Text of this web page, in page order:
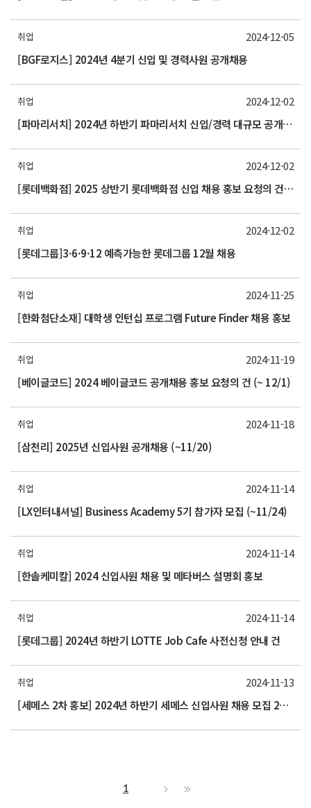
취업
[BGF로지스] 2024년 4분기 신입 및 경력사원 공개채용
2024-12-05
취업
[파마리서치] 2024년 하반기 파마리서치 신입/경력 대규모 공개채용 모집 (~12/27) 홍보 요청의 건
2024-12-02
취업
[롯데백화점] 2025 상반기 롯데백화점 신입 채용 홍보 요청의 건 (~12/25)
2024-12-02
취업
[롯데그룹]3·6·9·12 예측가능한 롯데그룹 12월 채용
2024-12-02
취업
[한화첨단소재] 대학생 인턴십 프로그램 Future Finder 채용 홍보
2024-11-25
취업
[베이글코드] 2024 베이글코드 공개채용 홍보 요청의 건 (~ 12/1)
2024-11-19
취업
[삼천리] 2025년 신입사원 공개채용 (~11/20)
2024-11-18
취업
[LX인터내셔널] Business Academy 5기 참가자 모집 (~11/24)
2024-11-14
취업
[한솔케미칼] 2024 신입사원 채용 및 메타버스 설명회 홍보
2024-11-14
취업
[롯데그룹] 2024년 하반기 LOTTE Job Cafe 사전신청 안내 건
2024-11-14
취업
[세메스 2차 홍보] 2024년 하반기 세메스 신입사원 채용 모집 2차 홍보 요청(~11/18(월)
2024-11-13
1